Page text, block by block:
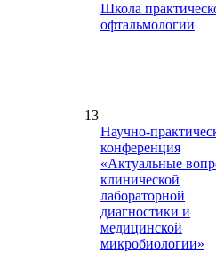
Школа
офтальмологии
13
Научно-
конференция
«Актуальные
клинической
лабораторной
диагностики и
медицинской
микробиологии»